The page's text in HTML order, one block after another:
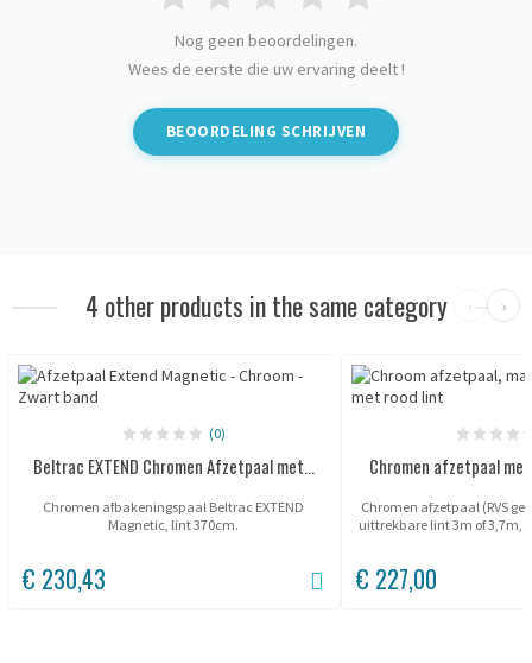
Nog geen beoordelingen.
Wees de eerste die uw ervaring deelt !
BEOORDELING SCHRIJVEN
4 other products in the same category ‹ ›
(0)
Beltrac EXTEND Chromen Afzetpaal met...
Chromen afbakeningspaal Beltrac EXTEND
Magnetic, lint 370cm.
€ 230,43
Chromen afzetpaal
Chromen afzetpaal (RVS
uittrekbare lint 3m of 3,7m,
€ 227,00